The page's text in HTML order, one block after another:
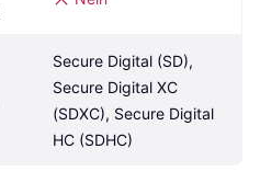
Secure Digital (SD),
Secure Digital XC
(SDXC), Secure Digital
HC (SDHC)